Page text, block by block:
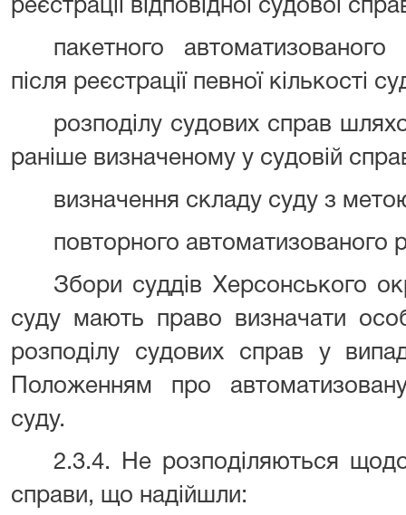
реєстрації відповідної судової
пакетного
після реєстрації певної кількості
розподілу судових справ
раніше визначеному у судовій
визначення складу суду з
повторного автоматизованого
Збори суддів Херсонського
суду мають право визначати
розподілу судових справ у
Положенням про
суду.
2.3.4. Не розподіляються
справи, що надійшли: